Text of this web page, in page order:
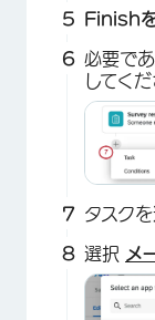
Finish
必要で
してくだ
タスクを
選択 メ